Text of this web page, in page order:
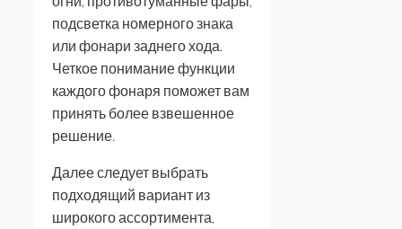
подсветка номерного знака
или фонари заднего хода.
Четкое понимание функции
каждого фонаря поможет вам
принять более взвешенное
решение.
Далее следует выбрать
подходящий вариант из
широкого ассортимента,